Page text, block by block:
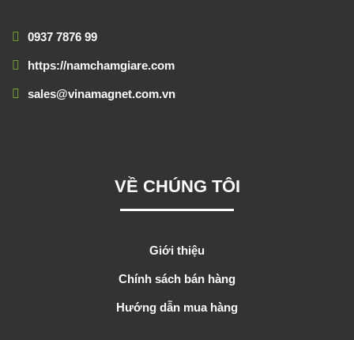
0937 7876 99
https://namchamgiare.com
sales@vinamagnet.com.vn
VỀ CHÚNG TÔI
Giới thiệu
Chính sách bán hàng
Hướng dẫn mua hàng